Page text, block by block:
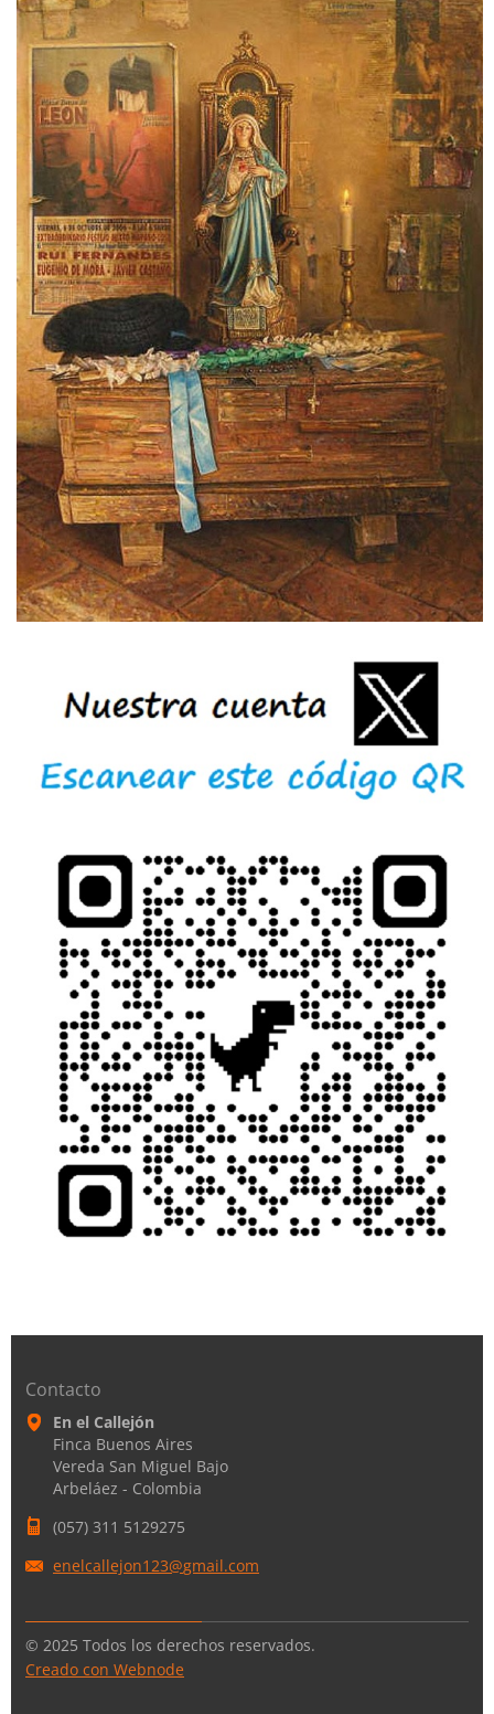
Contacto
En el Callejón
Finca Buenos Aires
Vereda San Miguel Bajo
Arbeláez - Colombia
(057) 311 5129275
enelcallejon123@gmail.com
© 2025 Todos los derechos reservados.
Creado con Webnode